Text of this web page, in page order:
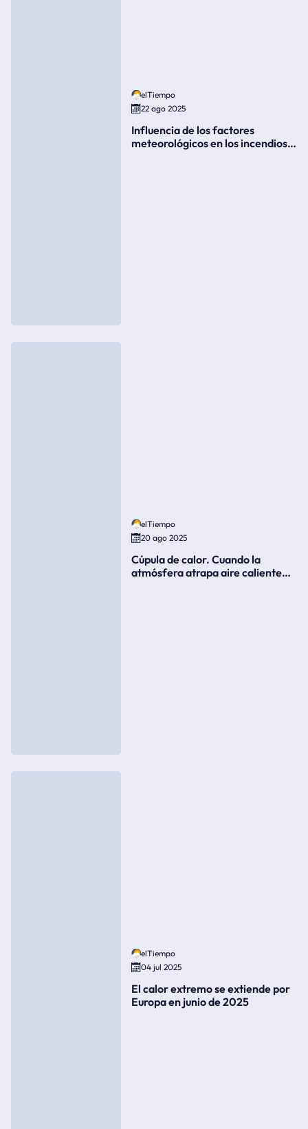
elTiempo
22 ago 2025
Influencia de los factores
meteorológicos en los incendios
elTiempo
20 ago 2025
Cúpula de calor. Cuando la
atmósfera atrapa aire caliente
elTiempo
04 jul 2025
El calor extremo se extiende por
Europa en junio de 2025